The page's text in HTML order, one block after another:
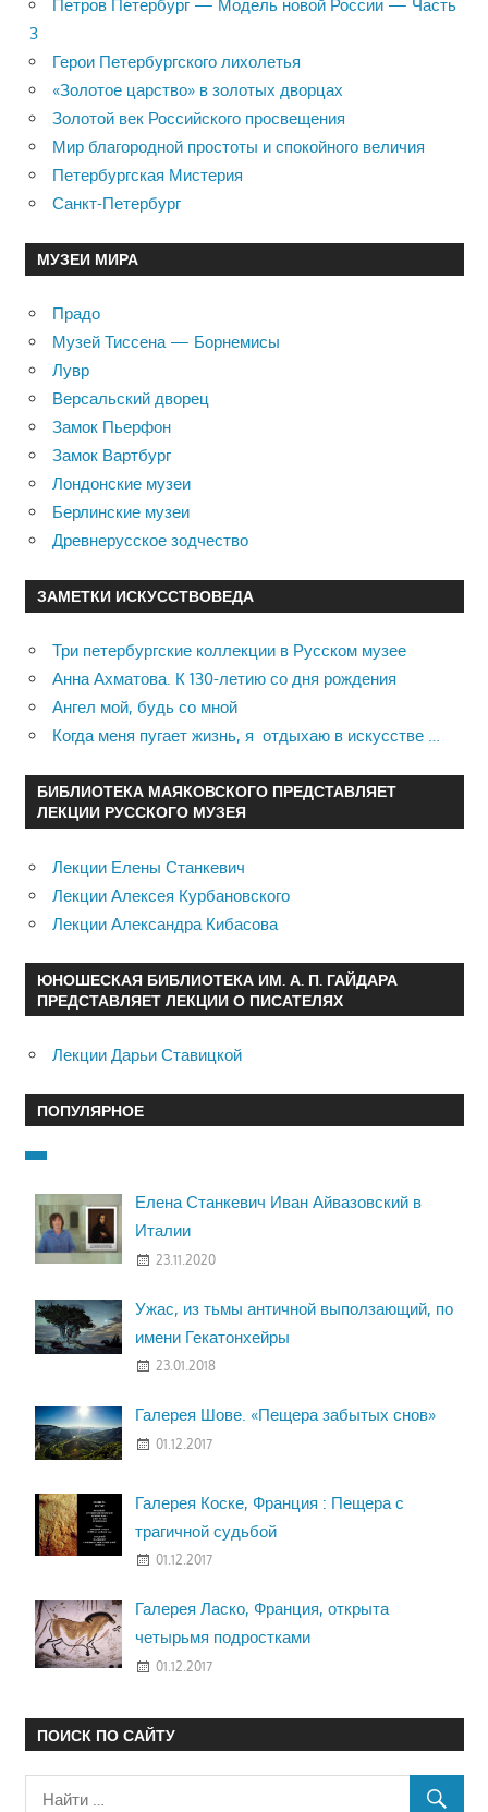
Петров Петербург — Модель новой России — Часть
3
Герои Петербургского лихолетья
«Золотое царство» в золотых дворцах
Золотой век Российского просвещения
Мир благородной простоты и спокойного величия
Петербургская Мистерия
Санкт-Петербург
МУЗЕИ МИРА
Прадо
Музей Тиссена — Борнемисы
Лувр
Версальский дворец
Замок Пьерфон
Замок Вартбург
Лондонские музеи
Берлинские музеи
Древнерусское зодчество
ЗАМЕТКИ ИСКУССТВОВЕДА
Три петербургские коллекции в Русском музее
Анна Ахматова. К 130-летию со дня рождения
Ангел мой, будь со мной
Когда меня пугает жизнь, я отдыхаю в искусстве …
БИБЛИОТЕКА МАЯКОВСКОГО ПРЕДСТАВЛЯЕТ
ЛЕКЦИИ РУССКОГО МУЗЕЯ
Лекции Елены Станкевич
Лекции Алексея Курбановского
Лекции Александра Кибасова
ЮНОШЕСКАЯ БИБЛИОТЕКА ИМ. А. П. ГАЙДАРА
ПРЕДСТАВЛЯЕТ ЛЕКЦИИ О ПИСАТЕЛЯХ
Лекции Дарьи Ставицкой
ПОПУЛЯРНОЕ
Елена Станкевич Иван Айвазовский в
Италии
23.11.2020
Ужас, из тьмы античной выползающий, по
имени Гекатонхейры
23.01.2018
Галерея Шове. «Пещера забытых снов»
01.12.2017
Галерея Коске, Франция : Пещера с
трагичной судьбой
01.12.2017
Галерея Ласко, Франция, открыта
четырьмя подростками
01.12.2017
ПОИСК ПО САЙТУ